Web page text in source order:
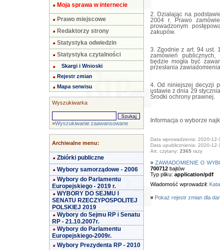
Moja sprawa w internecie
Prawo miejscowe
Redaktorzy strony
Statystyka odwiedzin
Statystyka czytalności
Skargi i Wnioski
Rejestr zmian
Mapa serwisu
Wyszukiwarka
»Wyszukiwanie zaawansowane
Archiwalne menu:
Zbiórki publiczne
Wybory samorządowe - 2006
Wybory do Parlamentu
Europejskiego - 2019 r.
WYBORY DO SEJMU I
SENATU RZECZYPOSPOLITEJ
POLSKIEJ 2019
Wybory do Sejmu RP i Senatu
RP - 21.10.2007r.
Wybory do Parlamentu
Europejskiego-2009r.
Wybory Prezydenta RP - 2010
2. Działając na
2004 r. Prawo
prowadzonym
zakupów.
3. Zgodnie z art. 94 ust.
zamówień
będzie mogła być
przesłania
4. Od niniejszej decyzji
ustawie z dnia 29
Środki ochrony prawnej.
Informacja o wyborze
Data wprowadzenia: 2020-12-
Data upublicznienia: 2020-12-
Art. czytany: 2365razy
» ZAWIADOMIENIE O
700712bajtów
Typ pliku: application/pdf
Wiadomość wprowadził:
» Pokaż rejestr zmian dla